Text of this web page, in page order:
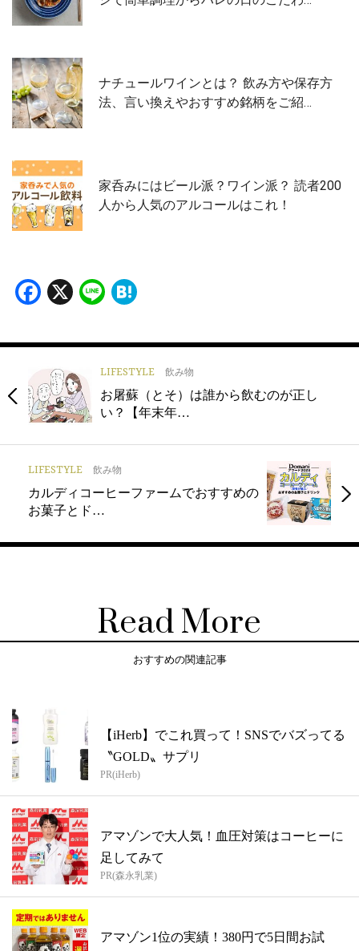
ナチュールワインとは？ 飲み方や保存方
法、言い換えやおすすめ銘柄をご紹…
家呑みにはビール派？ワイン派？ 読者200
人から人気のアルコールはこれ！
Facebook
X Line
LIFESTYLE 飲み物
お屠蘇（とそ）は誰から飲むのが正し
い？【年末年…
LIFESTYLE 飲み物
カルディコーヒーファームでおすすめの
お菓子とド…
Read More
おすすめの関連記事
【iHerb】でこれ買って！SNSでバズってる
〝GOLD〟サプリ
PR(iHerb)
アマゾンで大人気！血圧対策はコーヒーに
足してみて
PR(森永乳業)
アマゾン1位の実績！380円で5日間お試